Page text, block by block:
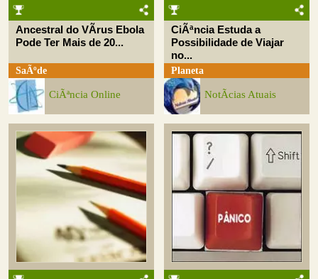
Ancestral do VÃ­rus Ebola
Pode Ter Mais de 20...
SaÃºde
CiÃªncia Online
CiÃªncia Estuda a
Possibilidade de Viajar
no...
Planeta
NotÃ­cias Atuais